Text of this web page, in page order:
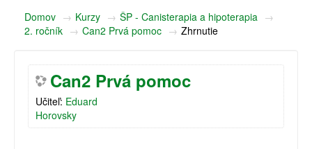
Domov → Kurzy → ŠP - Canisterapia a hipoterapia →
2. ročník → Can2 Prvá pomoc → Zhrnutie
Can2 Prvá pomoc
Učiteľ: Eduard
Horovsky